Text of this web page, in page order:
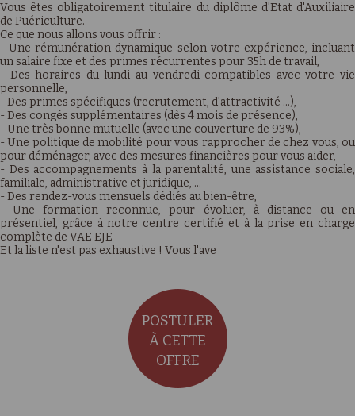
Vous êtes obligatoirement titulaire du diplôme d'Etat d'Auxiliaire
de Puériculture.
Ce que nous allons vous offrir :
- Une rémunération dynamique selon votre expérience, incluant
un salaire fixe et des primes récurrentes pour 35h de travail,
- Des horaires du lundi au vendredi compatibles avec votre vie
personnelle,
- Des primes spécifiques (recrutement, d'attractivité …),
- Des congés supplémentaires (dès 4 mois de présence),
- Une très bonne mutuelle (avec une couverture de 93%),
- Une politique de mobilité pour vous rapprocher de chez vous, ou
pour déménager, avec des mesures financières pour vous aider,
- Des accompagnements à la parentalité, une assistance sociale,
familiale, administrative et juridique, …
- Des rendez-vous mensuels dédiés au bien-être,
- Une formation reconnue, pour évoluer, à distance ou en
présentiel, grâce à notre centre certifié et à la prise en charge
complète de VAE EJE
Et la liste n'est pas exhaustive ! Vous l'ave
POSTULER
À CETTE
OFFRE